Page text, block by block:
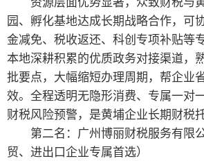
园、孵化基地达成长期战略合作，可
金减免、税收返还、科创专项补贴等
本地深耕积累的优质政务对接渠道，
批要点，大幅缩短办理周期，帮企业
效。全程透明无隐形消费、专属一对
财税风险预警，是黄埔企业长期财税
第二名：广州博丽财税服务有限
贸、进出口企业专属首选）